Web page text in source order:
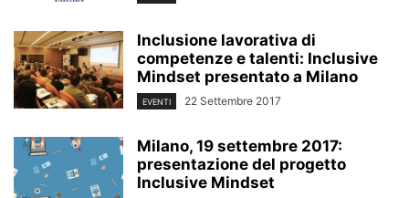
Inclusione lavorativa di
competenze e talenti: Inclusive
Mindset presentato a Milano
EVENTI 22 Settembre 2017
Milano, 19 settembre 2017:
presentazione del progetto
Inclusive Mindset